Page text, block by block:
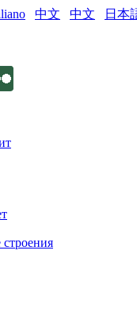
中文 中文 日本